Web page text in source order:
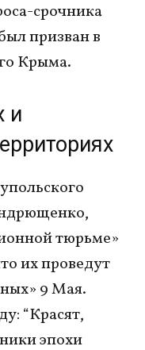
срочника
призван в
Крыма.
и
тюрьме»
их проведут
9 Мая.
“Красят,
эпохи